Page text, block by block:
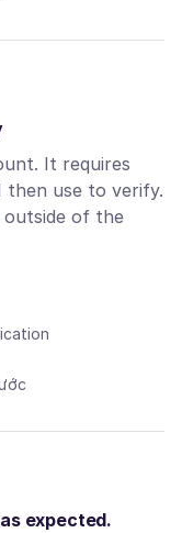
It requires
then use to verify.
outside of the
expected.